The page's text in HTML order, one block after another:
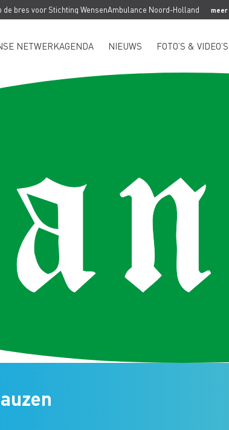
de bres voor Stichting WensenAmbulance Noord-Holland
NETWERKAGENDA NIEUWS FOTO’S & VIDEO’S